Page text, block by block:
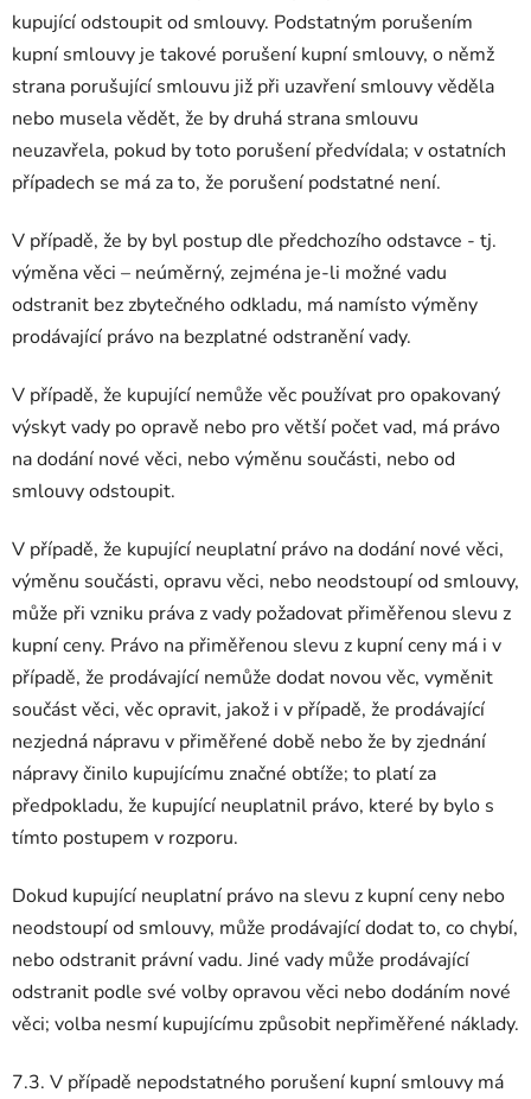
kupující odstoupit od smlouvy. Podstatným porušením
kupní smlouvy je takové porušení kupní smlouvy, o němž
strana porušující smlouvu již při uzavření smlouvy věděla
nebo musela vědět, že by druhá strana smlouvu
neuzavřela, pokud by toto porušení předvídala; v ostatních
případech se má za to, že porušení podstatné není.
V případě, že by byl postup dle předchozího odstavce - tj.
výměna věci – neúměrný, zejména je-li možné vadu
odstranit bez zbytečného odkladu, má namísto výměny
prodávající právo na bezplatné odstranění vady.
V případě, že kupující nemůže věc používat pro opakovaný
výskyt vady po opravě nebo pro větší počet vad, má právo
na dodání nové věci, nebo výměnu součásti, nebo od
smlouvy odstoupit.
V případě, že kupující neuplatní právo na dodání nové věci,
výměnu součásti, opravu věci, nebo neodstoupí od smlouvy,
může při vzniku práva z vady požadovat přiměřenou slevu z
kupní ceny. Právo na přiměřenou slevu z kupní ceny má i v
případě, že prodávající nemůže dodat novou věc, vyměnit
součást věci, věc opravit, jakož i v případě, že prodávající
nezjedná nápravu v přiměřené době nebo že by zjednání
nápravy činilo kupujícímu značné obtíže; to platí za
předpokladu, že kupující neuplatnil právo, které by bylo s
tímto postupem v rozporu.
Dokud kupující neuplatní právo na slevu z kupní ceny nebo
neodstoupí od smlouvy, může prodávající dodat to, co chybí,
nebo odstranit právní vadu. Jiné vady může prodávající
odstranit podle své volby opravou věci nebo dodáním nové
věci; volba nesmí kupujícímu způsobit nepřiměřené náklady.
7.3. V případě nepodstatného porušení kupní smlouvy má